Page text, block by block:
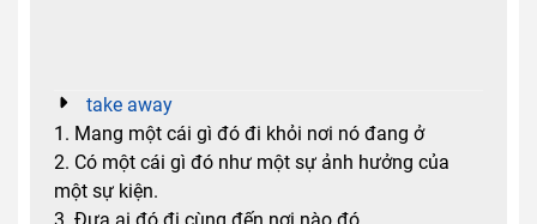
take away
1. Mang một cái gì đó đi khỏi nơi nó đang ở
2. Có một cái gì đó như một sự ảnh hưởng của
một sự kiện.